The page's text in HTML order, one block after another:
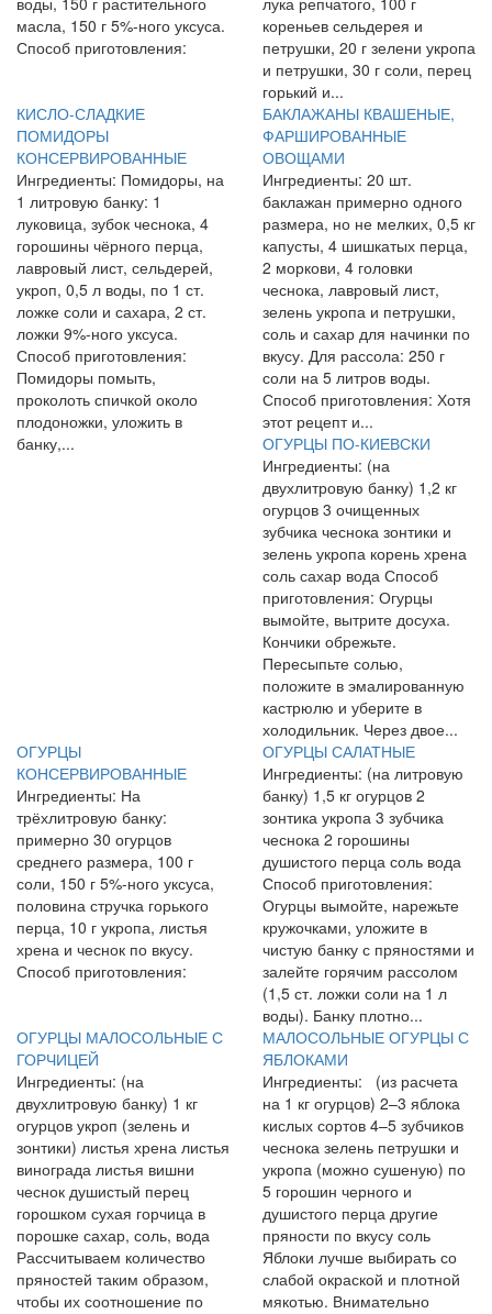
масла, 150 г 5%-ного уксуса.
Способ приготовления:
кореньев сельдерея и
петрушки, 20 г зелени укропа
и петрушки, 30 г соли, перец
горький и...
КИСЛО-СЛАДКИЕ
ПОМИДОРЫ
КОНСЕРВИРОВАННЫЕ
Ингредиенты: Помидоры, на
1 литровую банку: 1
луковица, зубок чеснока, 4
горошины чёрного перца,
лавровый лист, сельдерей,
укроп, 0,5 л воды, по 1 ст.
ложке соли и сахара, 2 ст.
ложки 9%-ного уксуса.
Способ приготовления:
Помидоры помыть,
проколоть спичкой около
плодоножки, уложить в
банку,...
БАКЛАЖАНЫ КВАШЕНЫЕ,
ФАРШИРОВАННЫЕ
ОВОЩАМИ
Ингредиенты: 20 шт.
баклажан примерно одного
размера, но не мелких, 0,5 кг
капусты, 4 шишкатых перца,
2 моркови, 4 головки
чеснока, лавровый лист,
зелень укропа и петрушки,
соль и сахар для начинки по
вкусу. Для рассола: 250 г
соли на 5 литров воды.
Способ приготовления: Хотя
этот рецепт и...
ОГУРЦЫ ПО-КИЕВСКИ
Ингредиенты: (на
двухлитровую банку) 1,2 кг
огурцов 3 очищенных
зубчика чеснока зонтики и
зелень укропа корень хрена
соль сахар вода Способ
приготовления: Огурцы
вымойте, вытрите досуха.
Кончики обрежьте.
Пересыпьте солью,
положите в эмалированную
кастрюлю и уберите в
холодильник. Через двое...
ОГУРЦЫ
КОНСЕРВИРОВАННЫЕ
Ингредиенты: На
трёхлитровую банку:
примерно 30 огурцов
среднего размера, 100 г
соли, 150 г 5%-ного уксуса,
половина стручка горького
перца, 10 г укропа, листья
хрена и чеснок по вкусу.
Способ приготовления:
ОГУРЦЫ САЛАТНЫЕ
Ингредиенты: (на литровую
банку) 1,5 кг огурцов 2
зонтика укропа 3 зубчика
чеснока 2 горошины
душистого перца соль вода
Способ приготовления:
Огурцы вымойте, нарежьте
кружочками, уложите в
чистую банку с пряностями и
залейте горячим рассолом
(1,5 ст. ложки соли на 1 л
воды). Банку плотно...
ОГУРЦЫ МАЛОСОЛЬНЫЕ С
ГОРЧИЦЕЙ
Ингредиенты: (на
двухлитровую банку) 1 кг
огурцов укроп (зелень и
зонтики) листья хрена листья
винограда листья вишни
чеснок душистый перец
горошком сухая горчица в
порошке сахар, соль, вода
Рассчитываем количество
пряностей таким образом,
чтобы их соотношение по
МАЛОСОЛЬНЫЕ ОГУРЦЫ С
ЯБЛОКАМИ
Ингредиенты: (из расчета
на 1 кг огурцов) 2–3 яблока
кислых сортов 4–5 зубчиков
чеснока зелень петрушки и
укропа (можно сушеную) по
5 горошин черного и
душистого перца другие
пряности по вкусу соль
Яблоки лучше выбирать со
слабой окраской и плотной
мякотью. Внимательно